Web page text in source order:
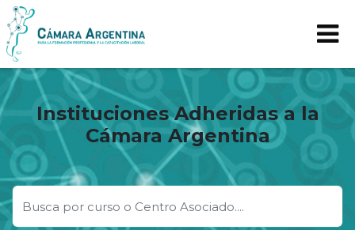
Instituciones Adheridas a la
Cámara Argentina